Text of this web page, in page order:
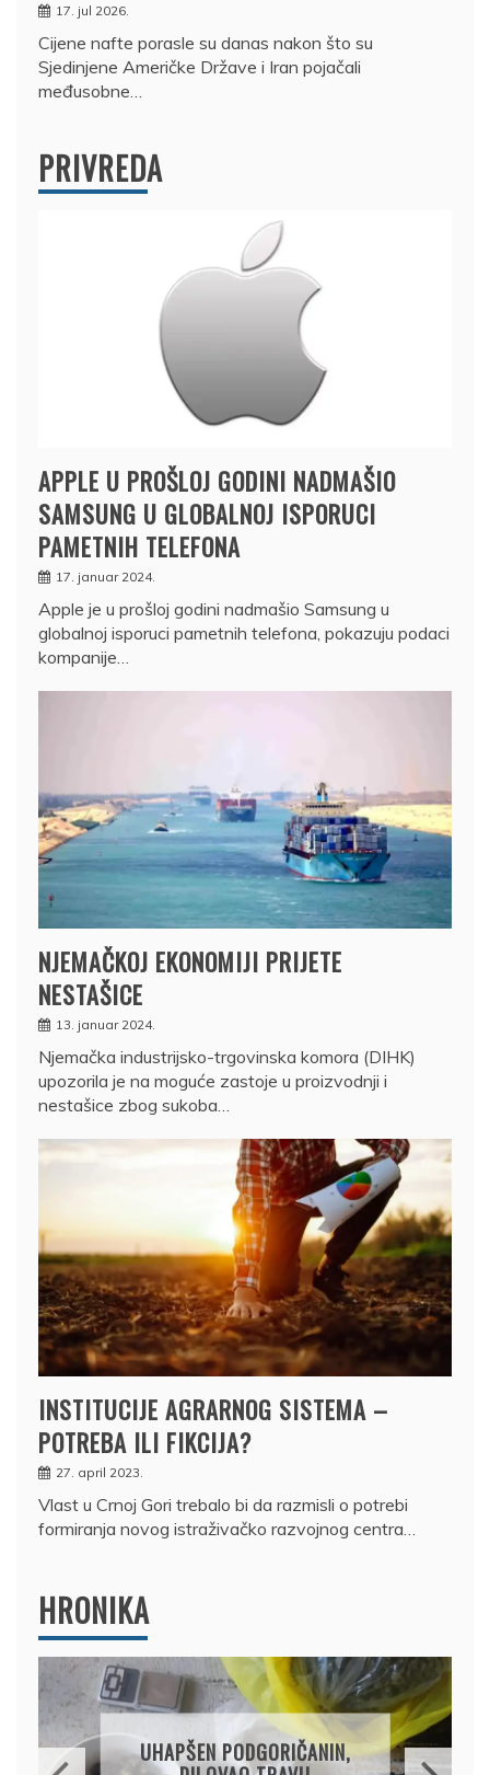
17. jul 2026.
Cijene nafte porasle su danas nakon što su
Sjedinjene Američke Države i Iran pojačali
međusobne…
PRIVREDA
APPLE U PROŠLOJ GODINI NADMAŠIO
SAMSUNG U GLOBALNOJ ISPORUCI
PAMETNIH TELEFONA
17. januar 2024.
Apple je u prošloj godini nadmašio Samsung u
globalnoj isporuci pametnih telefona, pokazuju podaci
kompanije…
NJEMAČKOJ EKONOMIJI PRIJETE
NESTAŠICE
13. januar 2024.
Njemačka industrijsko-trgovinska komora (DIHK)
upozorila je na moguće zastoje u proizvodnji i
nestašice zbog sukoba…
INSTITUCIJE AGRARNOG SISTEMA –
POTREBA ILI FIKCIJA?
27. april 2023.
Vlast u Crnoj Gori trebalo bi da razmisli o potrebi
formiranja novog istraživačko razvojnog centra…
HRONIKA
PODGORIČANIN,